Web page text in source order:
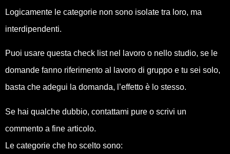
Logicamente le categorie non sono isolate tra loro, ma
interdipendenti.
Puoi usare questa check list nel lavoro o nello studio, se le
domande fanno riferimento al lavoro di gruppo e tu sei solo,
basta che adegui la domanda, l’effetto è lo stesso.
Se hai qualche dubbio, contattami pure o scrivi un
commento a fine articolo.
Le categorie che ho scelto sono: